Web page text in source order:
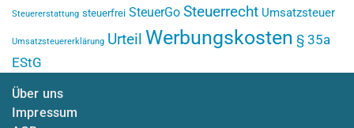
Steuererstattung steuerfrei SteuerGo Steuerrecht Umsatzsteuer
Umsatzsteuererklärung Urteil Werbungskosten § 35a
EStG
Über uns
Impressum